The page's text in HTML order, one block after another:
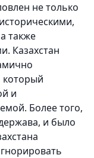
не только
также
Казахстан
и
Более того,
и было